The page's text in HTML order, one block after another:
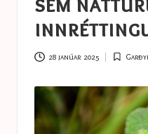
e
s
a
s
t
28 janúar 2025
Posted